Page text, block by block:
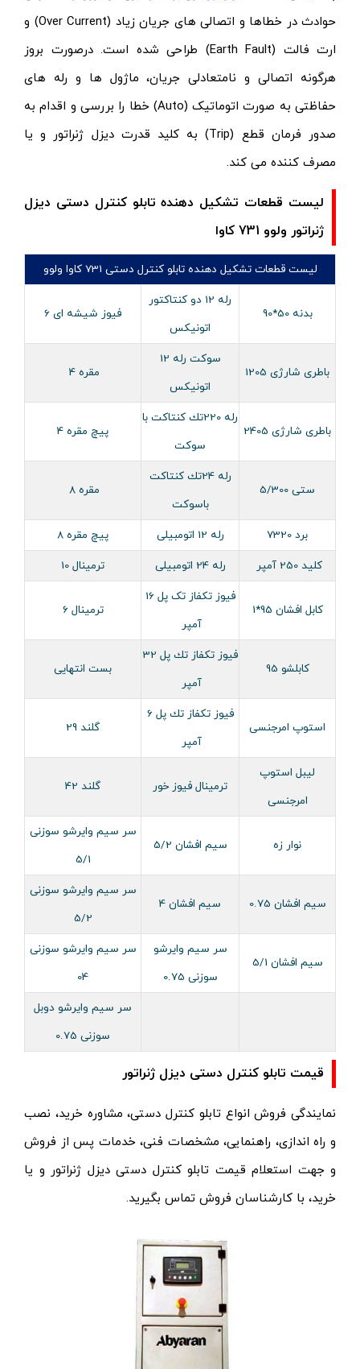
حوادث در خطاها و اتصالی‌ های جریان زیاد (Over Current) و
ارت فالت (Earth Fault) طراحی شده است. درصورت بروز
هرگونه اتصالی و نامتعادلی جریان، ماژول ها و رله های
حفاظتی به صورت اتوماتیک (Auto) خطا را بررسی و اقدام به
صدور فرمان قطع (Trip) به کلید قدرت دیزل ژنراتور و یا
مصرف کننده می کند.
لیست قطعات تشکیل دهنده تابلو کنترل دستی دیزل
ژنراتور ولوو 731 کاوا
لیست قطعات تشکیل دهنده تابلو کنترل دستی 731 کاوا ولوو
بدنه 50*90
رله 12 دو کنتاکتور
اتونیکس
فیوز شیشه ای 6
باطری شارژی 1205
سوکت رله 12
اتونیکس
مقره 4
باطری شارژی 2405
رله 220تك كنتاكت با
سوكت
پیچ مقره 4
ستی 5/300
رله 24تك كنتاكت
باسوكت
مقره 8
برد 7320 رله 12 اتومبیلی
پیچ مقره 8
کلید 250 آمپر
رله 24 اتومبیلی ترمینال 10
کابل افشان 95*1
فیوز تکفاز تک پل 16
آمپر
ترمینال 6
کابلشو 95
فيوز تكفاز تك پل 32
آمپر
بست انتهایی
استوپ امرجنسی
فيوز تكفاز تك پل 6
آمپر
گلند 29
لیبل استوپ
امرجنسی
ترمینال فیوز خور گلند 42
نوار زه سیم افشان 5/2
سر سیم وایرشو سوزنی
5/1
سیم افشان 0.75 سیم افشان 4
سر سیم وایرشو سوزنی
5/2
سیم افشان 5/1
سر سیم وایرشو
سوزنی 0.75
سر سیم وایرشو سوزنی
04
سر سیم وایرشو دوبل
سوزنی 0.75
قیمت تابلو کنترل دستی دیزل ژنراتور
نمایندگی فروش انواع تابلو کنترل دستی، مشاوره خرید، نصب
و راه اندازی، راهنمایی، مشخصات فنی، خدمات پس از فروش
و جهت استعلام قیمت تابلو کنترل دستی دیزل ژنراتور و یا
خرید، با کارشناسان فروش تماس بگیرید.